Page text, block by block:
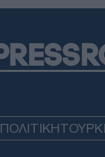
ΠΟΛΙΤΙΚΗ